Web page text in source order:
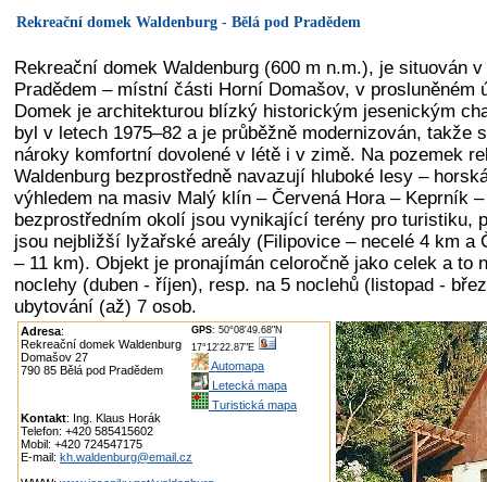
Rekreační domek Waldenburg - Bělá pod Pradědem
Rekreační domek Waldenburg (600 m n.m.), je situován
Pradědem – místní části Horní Domašov, v prosluněném
Domek je architekturou blízký historickým jesenickým
byl v letech 1975–82 a je průběžně modernizován, takže
nároky komfortní dovolené v létě i v zimě. Na pozemek
Waldenburg bezprostředně navazují hluboké lesy –
výhledem na masiv Malý klín – Červená Hora – Keprník
bezprostředním okolí jsou vynikající terény pro turistiku,
jsou nejbližší lyžařské areály (Filipovice – necelé 4 km a
– 11 km). Objekt je pronajímán celoročně jako celek a to
noclehy (duben - říjen), resp. na 5 noclehů (listopad -
ubytování (až) 7 osob.
Adresa:
Rekreační domek Waldenburg
Domašov 27
790 85 Bělá pod Pradědem
GPS: 50°08'49.68"N
17°12'22.87"E
Automapa
Letecká mapa
Turistická mapa
Kontakt: Ing. Klaus Horák
Telefon: +420 585415602
Mobil: +420 724547175
E-mail: kh.waldenburg@email.cz